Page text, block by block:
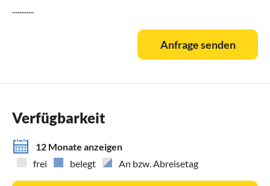
Anfrage senden
Verfügbarkeit
12 Monate anzeigen
frei
belegt An bzw. Abreisetag